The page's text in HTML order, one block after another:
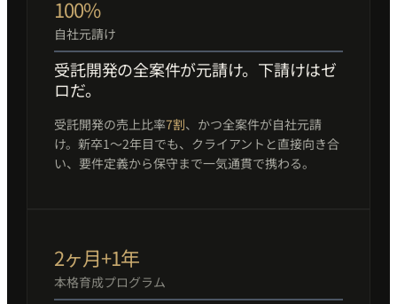
100%
自社元請け
受託開発の全案件が元請け。下請けはゼ
ロだ。
受託開発の売上比率7割、かつ全案件が自社元請
け。新卒1〜2年目でも、クライアントと直接向き合
い、要件定義から保守まで一気通貫で携わる。
2ヶ月+1年
本格育成プログラム